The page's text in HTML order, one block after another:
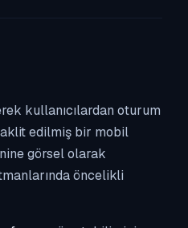
kullanıcılardan oturum
edilmiş bir mobil
görsel olarak
öncelikli